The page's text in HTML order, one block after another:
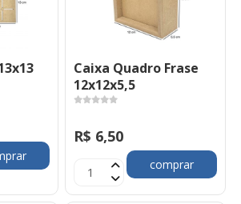
Caixa Quadro Frase
12x12x5,5
R$ 6,50
comprar